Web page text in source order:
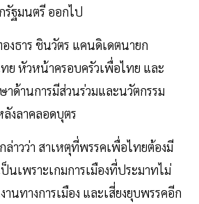
รัฐมนตรี ออกไป
งธาร ชินวัตร แคนดิเดตนายก
ย หัวหน้าครอบครัวเพื่อไทย และ
ด้านการมีส่วนร่วมและนวัตกรรม
งลาคลอดบุตร
ล่าวว่า สาเหตุที่พรรคเพื่อไทยต้องมี
นเพราะเกมการเมืองที่ประมาทไม่
นทางการเมือง และเสี่ยงยุบพรรคอีก